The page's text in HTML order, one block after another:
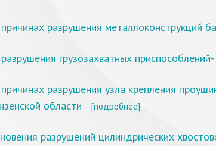
разрушения металлоконструкций
грузозахватных
разрушения узла крепления
области
[подробнее]
разрушений цилиндрических